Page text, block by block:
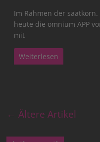
Im Rahmen der
heute die omnium APP
mit
Weiterlesen
← Ältere Artikel